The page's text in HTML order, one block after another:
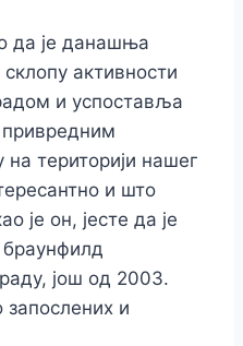
да је данашња
активности
и успоставља
на територији нашег
и што
је он, јесте да је
браунфилд
још од 2003.
и